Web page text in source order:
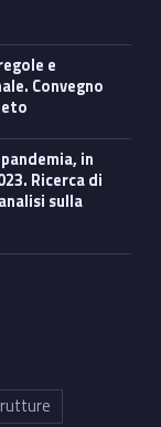
Convegno
Ricerca di
sulla